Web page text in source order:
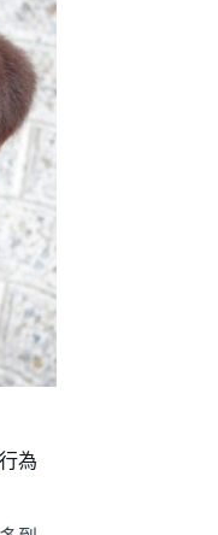
為